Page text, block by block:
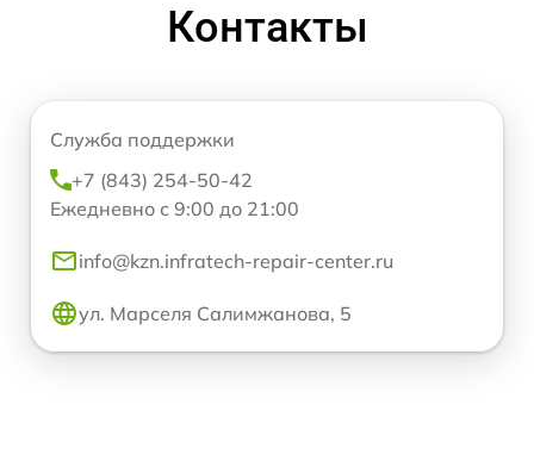
Контакты
Служба поддержки
+7 (843) 254-50-42
Ежедневно с 9:00 до 21:00
info@kzn.infratech-repair-center.ru
ул. Марселя Салимжанова, 5